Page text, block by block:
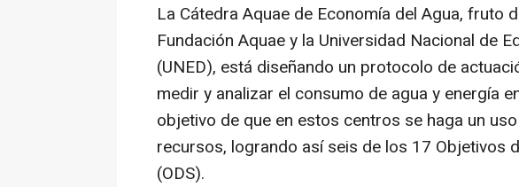
La Cátedra Aquae de Economía del Agua, fruto
Fundación Aquae y la Universidad Nacional de
(UNED), está diseñando un protocolo de
medir y analizar el consumo de agua y energía
objetivo de que en estos centros se haga un
recursos, logrando así seis de los 17 Objetivos
(ODS).